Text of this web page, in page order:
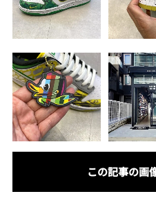
この記事の画